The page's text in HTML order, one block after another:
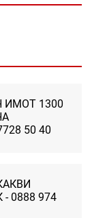
1300
50 40
0888 974